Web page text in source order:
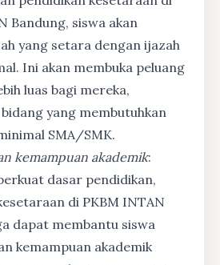
Bandung, siswa akan
yang setara dengan ijazah
Ini akan membuka peluang
luas bagi mereka,
yang membutuhkan
SMA/SMK.
kemampuan akademik:
dasar pendidikan,
di PKBM INTAN
dapat membantu siswa
kemampuan akademik